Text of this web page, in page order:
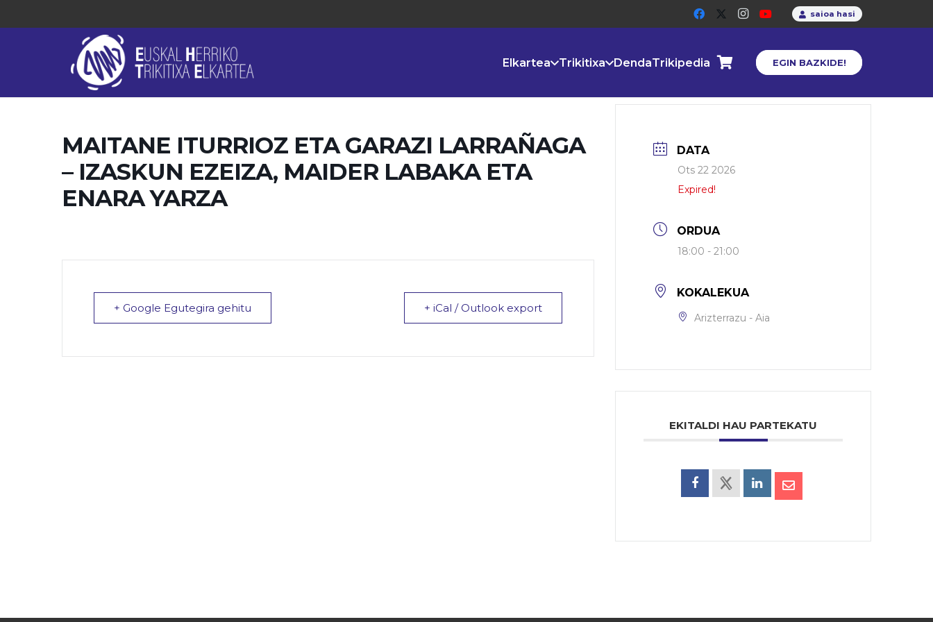
saioa hasi
Elkartea Trikitixa DendaTrikipedia EGIN BAZKIDE!
MAITANE ITURRIOZ ETA GARAZI LARRAÑAGA
– IZASKUN EZEIZA, MAIDER LABAKA ETA
ENARA YARZA
+ Google Egutegira gehitu + iCal / Outlook export
DATA
Ots 22 2026
Expired!
ORDUA
18:00 - 21:00
KOKALEKUA
Arizterrazu - Aia
EKITALDI HAU PARTEKATU